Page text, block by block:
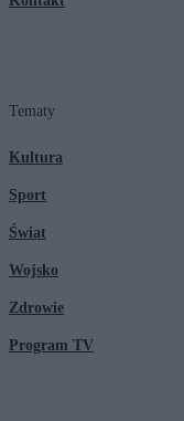
Tematy
Kultura
Sport
Świat
Wojsko
Zdrowie
Program TV